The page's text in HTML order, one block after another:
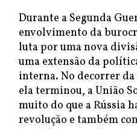
Durante a Segunda
envolvimento da
luta por uma nova
uma extensão da
interna. No decorrer da
ela terminou, a União
muito do que a Rússia
revolução e também